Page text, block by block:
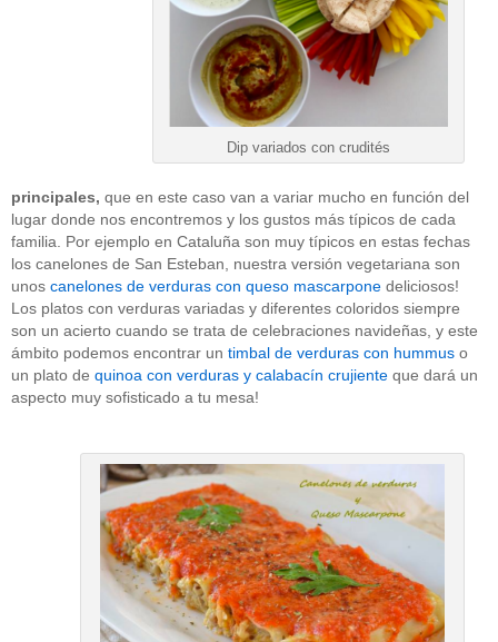
Dip variados con crudités
principales, que en este caso van a variar mucho en función del
lugar donde nos encontremos y los gustos más típicos de cada
familia. Por ejemplo en Cataluña son muy típicos en estas fechas
los canelones de San Esteban, nuestra versión vegetariana son
unos canelones de verduras con queso mascarpone deliciosos!
Los platos con verduras variadas y diferentes coloridos siempre
son un acierto cuando se trata de celebraciones navideñas, y este
ámbito podemos encontrar un timbal de verduras con hummus o
un plato de quinoa con verduras y calabacín crujiente que dará un
aspecto muy sofisticado a tu mesa!